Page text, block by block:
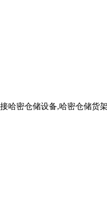
密仓储设备,哈密仓储货